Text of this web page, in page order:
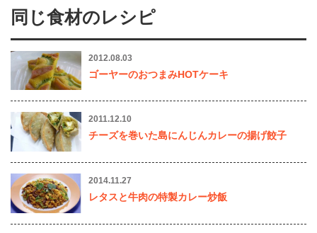
同じ食材のレシピ
2012.08.03
ゴーヤーのおつまみHOTケーキ
2011.12.10
チーズを巻いた島にんじんカレーの揚げ餃子
2014.11.27
レタスと牛肉の特製カレー炒飯